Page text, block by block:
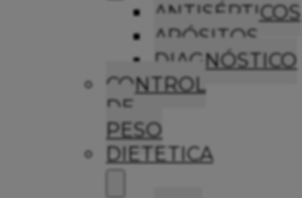
ANTISÉPTICOS
APÓSITOS
DIAGNÓSTICO
CONTROL
DE
PESO
DIETETICA